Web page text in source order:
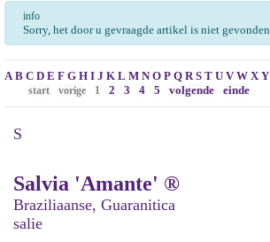
info
Sorry, het door u gevraagde artikel is niet gevonden
A B C D E F G H I J K L M N O P Q R S T U V W X Y
start vorige 1 2 3 4 5 volgende einde
S
Salvia 'Amante' ®
Braziliaanse, Guaranitica
salie